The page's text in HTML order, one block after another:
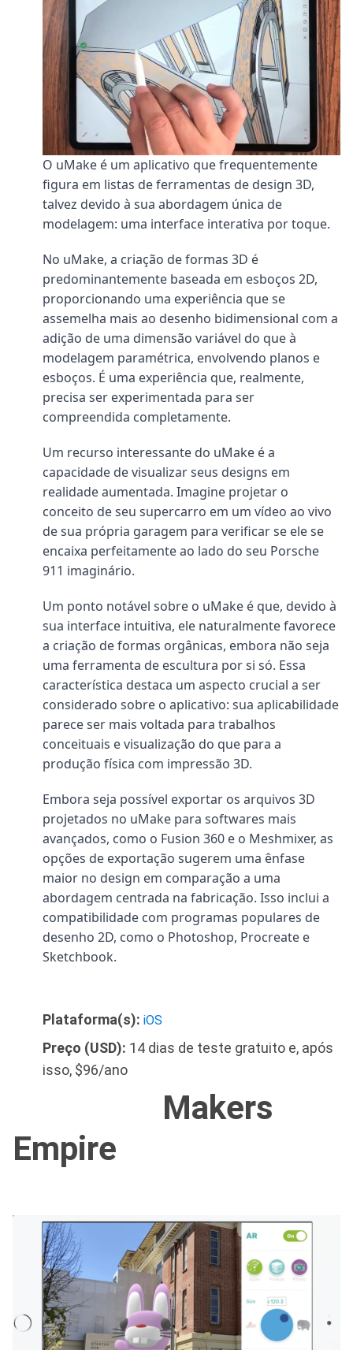
O uMake é um aplicativo que frequentemente
figura em listas de ferramentas de design 3D,
talvez devido à sua abordagem única de
modelagem: uma interface interativa por toque.
No uMake, a criação de formas 3D é
predominantemente baseada em esboços 2D,
proporcionando uma experiência que se
assemelha mais ao desenho bidimensional com a
adição de uma dimensão variável do que à
modelagem paramétrica, envolvendo planos e
esboços. É uma experiência que, realmente,
precisa ser experimentada para ser
compreendida completamente.
Um recurso interessante do uMake é a
capacidade de visualizar seus designs em
realidade aumentada. Imagine projetar o
conceito de seu supercarro em um vídeo ao vivo
de sua própria garagem para verificar se ele se
encaixa perfeitamente ao lado do seu Porsche
911 imaginário.
Um ponto notável sobre o uMake é que, devido à
sua interface intuitiva, ele naturalmente favorece
a criação de formas orgânicas, embora não seja
uma ferramenta de escultura por si só. Essa
característica destaca um aspecto crucial a ser
considerado sobre o aplicativo: sua aplicabilidade
parece ser mais voltada para trabalhos
conceituais e visualização do que para a
produção física com impressão 3D.
Embora seja possível exportar os arquivos 3D
projetados no uMake para softwares mais
avançados, como o Fusion 360 e o Meshmixer, as
opções de exportação sugerem uma ênfase
maior no design em comparação a uma
abordagem centrada na fabricação. Isso inclui a
compatibilidade com programas populares de
desenho 2D, como o Photoshop, Procreate e
Sketchbook.
Plataforma(s): iOS
Preço (USD): 14 dias de teste gratuito e, após
isso, $96/ano
Makers
Empire